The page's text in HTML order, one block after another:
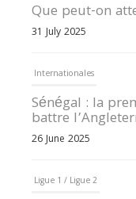
Que peut-on
31 July 2025
Internationales
Sénégal : la
battre
26 June 2025
Ligue 1 / Ligue 2